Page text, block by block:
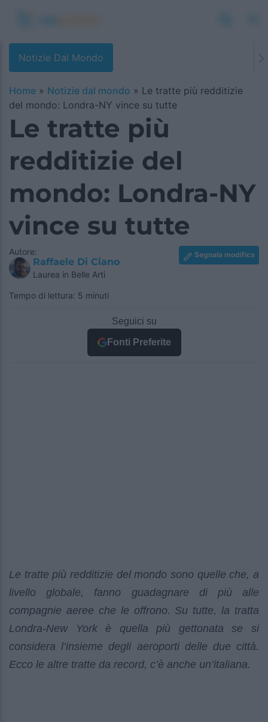
Notizie Dal Mondo
Home » Notizie dal mondo » Le tratte più redditizie
del mondo: Londra-NY vince su tutte
Le tratte più
redditizie del
mondo: Londra-NY
vince su tutte
Autore:
Raffaele Di Ciano
Laurea in Belle Arti
Segnala modifica
Tempo di lettura: 5 minuti
Seguici su
Fonti Preferite
Le tratte più redditizie del mondo sono quelle che, a
livello globale, fanno guadagnare di più alle
compagnie aeree che le offrono. Su tutte, la tratta
Londra-New York è quella più gettonata se si
considera l’insieme degli aeroporti delle due città.
Ecco le altre tratte da record, c’è anche un’italiana.